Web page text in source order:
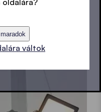
oldalára?
váltok